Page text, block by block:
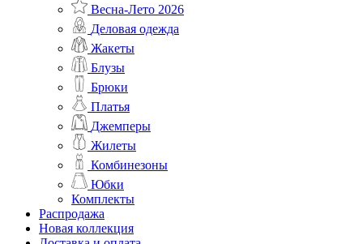
Весна-Лето 2026
Деловая одежда
Жакеты
Блузы
Брюки
Платья
Джемперы
Жилеты
Комбинезоны
Юбки
Комплекты
Распродажа
Новая коллекция